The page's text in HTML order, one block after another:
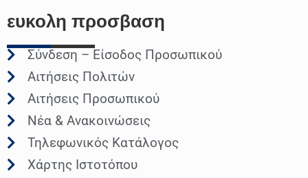
ευκολη προσβαση
Σύνδεση – Είσοδος Προσωπικού
Αιτήσεις Πολιτών
Αιτήσεις Προσωπικού
Νέα & Ανακοινώσεις
Τηλεφωνικός Κατάλογος
Χάρτης Ιστοτόπου